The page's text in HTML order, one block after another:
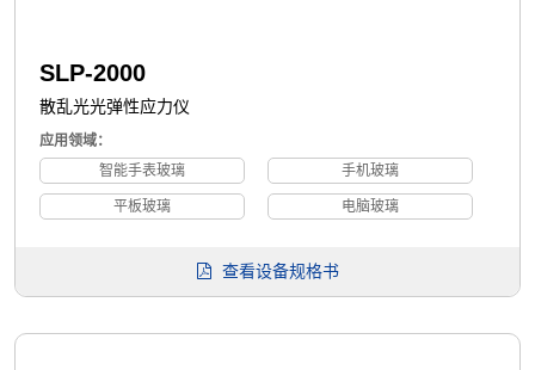
SLP-2000
散乱光光弹性应力仪
应用领域：
智能手表玻璃
手机玻璃
平板玻璃 电脑玻璃
查看设备规格书